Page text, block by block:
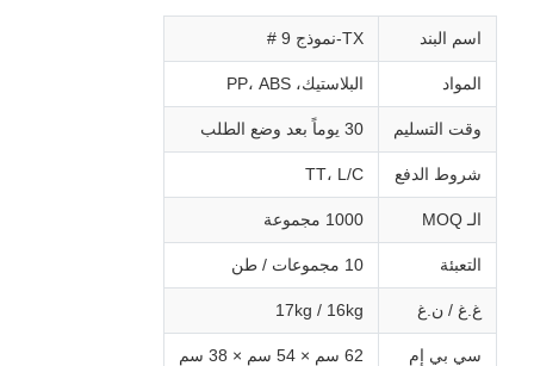
اسم البند TX-نموذج 9 #
المواد البلاستيك، PP، ABS
وقت التسليم 30 يوماً بعد وضع الطلب
شروط الدفع TT، L/C
الـ MOQ 1000 مجموعة
التعبئة 10 مجموعات / طن
غ.غ / ن.غ 17kg / 16kg
سي بي إم 62 سم × 54 سم × 38 سم